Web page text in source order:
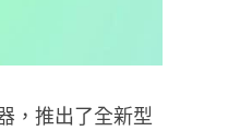
，推出了全新型